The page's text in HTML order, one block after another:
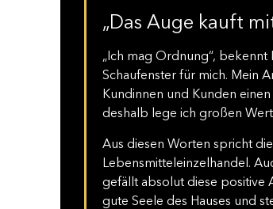
„Das Auge kauft
„Ich mag Ordnung“,
Schaufenster für mich. Mein
Kundinnen und Kunden
deshalb lege ich großen
Aus diesen Worten spricht
Lebensmitteleinzelhandel.
gefällt absolut diese positive
gute Seele des Hauses und